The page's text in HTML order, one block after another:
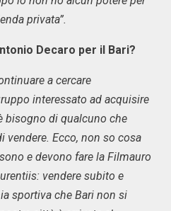
privata”.
Decaro per il Bari?
a cercare
interessato ad acquisire
bisogno di qualcuno che
vendere. Ecco, non so cosa
e devono fare la Filmauro
vendere subito e
sportiva che Bari non si